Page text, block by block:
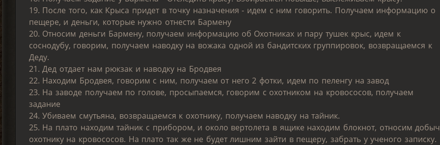
19. После того, как Крыса придет в точку назначения - идем с ним говорить. Получаем информацию о
пещере, и деньги, которые нужно отнести Бармену
20. Относим деньги Бармену, получаем информацию об Охотниках и пару тушек крыс, идем к
соснодубу, говорим, получаем наводку на вожака одной из бандитских группировок, возвращаемся к
Деду.
21. Дед отдает нам рюкзак и наводку на Бродвея
22. Находим Бродвея, говорим с ним, получаем от него 2 фотки, идем по пеленгу на завод
23. На заводе получаем по голове, просыпаемся, говорим с охотником на кровососов, получаем
задание
24. Убиваем смутьяна, возвращаемся к охотнику, получаем наводку на тайник.
25. На плато находим тайник с прибором, и около вертолета в ящике находим блокнот, относим
охотнику на кровососов. На плато так же не будет лишним зайти в пещеру, забрать у ученого записку.